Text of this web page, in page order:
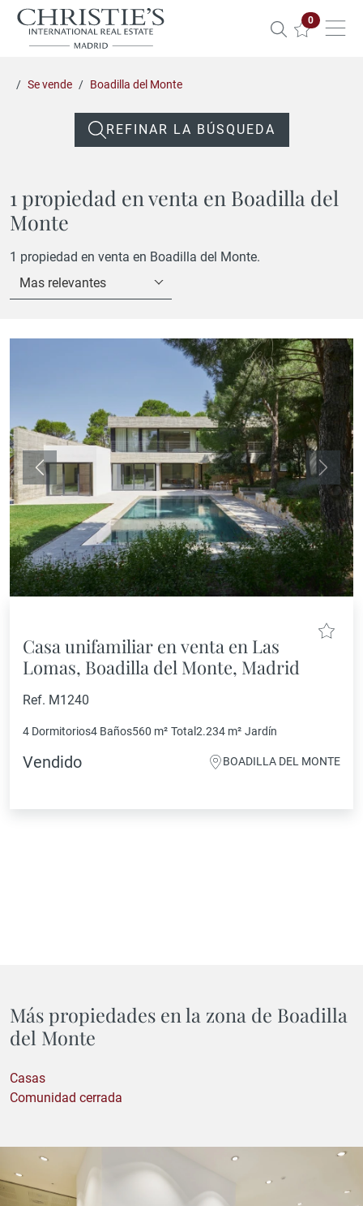
0
Se vende Boadilla del Monte
REFINAR LA BÚSQUEDA
1 propiedad en venta en Boadilla del
Monte
1 propiedad en venta en Boadilla del Monte.
Mas relevantes
Anterior
Casa unifamiliar en venta en Las
Lomas, Boadilla del Monte, Madrid
Ref. M1240
4 Dormitorios4 Baños560 m² Total 2.234 m² Jardín
Vendido BOADILLA DEL MONTE
Más propiedades en la zona de Boadilla
del Monte
Casas
Comunidad cerrada